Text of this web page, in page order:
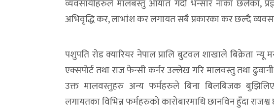
व्यवसायीहरुले मालबस्तु आयात गर्दा भन्सार नाका छलेको,
अभिवृद्धि कर, लाभांश कर लगायत सबै प्रकारका कर छल्दै
पशुपति रोड क्यारियर नेपाल प्रालि बुटवल शाखाले बिक्रेता न्यू
एक्सपोर्ट तथा राज फेन्सी कर्नर उल्लेख गरि मालवस्तु तथा ढुवानी
उक्त मालवस्तुहरु अन्य फर्महरुले बिना बिलबिजक
लगायतका विभिन्न फर्महरुको कारोबारमाथि छानविन हुँदा